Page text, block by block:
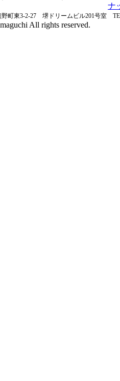
ナ
野町東3-2-27 堺ドリームビル201号室
All rights reserved.